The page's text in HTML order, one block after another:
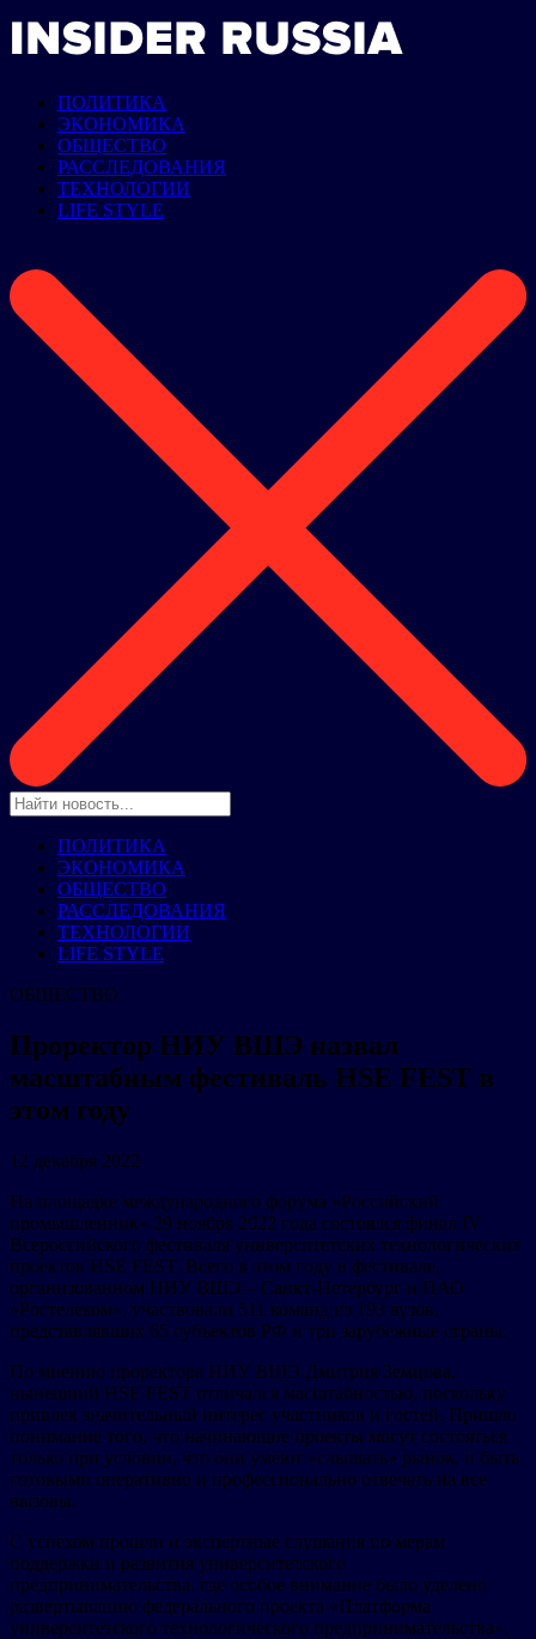
ПОЛИТИКА
ЭКОНОМИКА
ОБЩЕСТВО
РАССЛЕДОВАНИЯ
ТЕХНОЛОГИИ
LIFE STYLE
ПОЛИТИКА
ЭКОНОМИКА
ОБЩЕСТВО
РАССЛЕДОВАНИЯ
ТЕХНОЛОГИИ
LIFE STYLE
ОБЩЕСТВО
Проректор НИУ ВШЭ назвал
масштабным фестиваль НSE FEST в
этом году
12 декабря 2022
На площадке международного форума «Российский
промышленник» 29 ноября 2022 года состоялся финал IV
Всероссийского фестиваля университетских технологических
проектов HSE FEST. Всего в этом году в фестивале,
организованном НИУ ВШЭ – Санкт-Петербург и ПАО
«Ростелеком», участвовали 511 команд из 193 вузов,
представлявших 65 субъектов РФ и три зарубежные страны.
По мнению проректора НИУ ВШЭ Дмитрия Земцова,
нынешний HSE FEST отличался масштабностью, поскольку
привлек значительный интерес участников и гостей. Пришло
понимание того, что начинающие проекты могут состояться
только при условии, что они умеют «слышать» рынок, и быть
готовыми оперативно и профессионально отвечать на все
вызовы.
С успехом прошли и экспертные слушания по мерам
поддержки и развития университетского
предпринимательства, где особое внимание было уделено
развертыванию федерального проекта «Платформа
университетского технологического предпринимательства».